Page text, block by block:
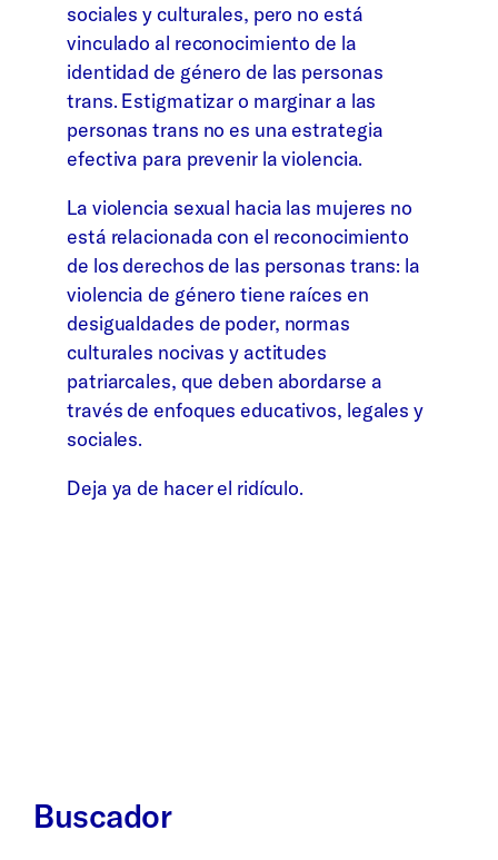
sociales y culturales, pero no está
vinculado al reconocimiento de la
identidad de género de las personas
trans. Estigmatizar o marginar a las
personas trans no es una estrategia
efectiva para prevenir la violencia.
La violencia sexual hacia las mujeres no
está relacionada con el reconocimiento
de los derechos de las personas trans: la
violencia de género tiene raíces en
desigualdades de poder, normas
culturales nocivas y actitudes
patriarcales, que deben abordarse a
través de enfoques educativos, legales y
sociales.
Deja ya de hacer el ridículo.
Buscador